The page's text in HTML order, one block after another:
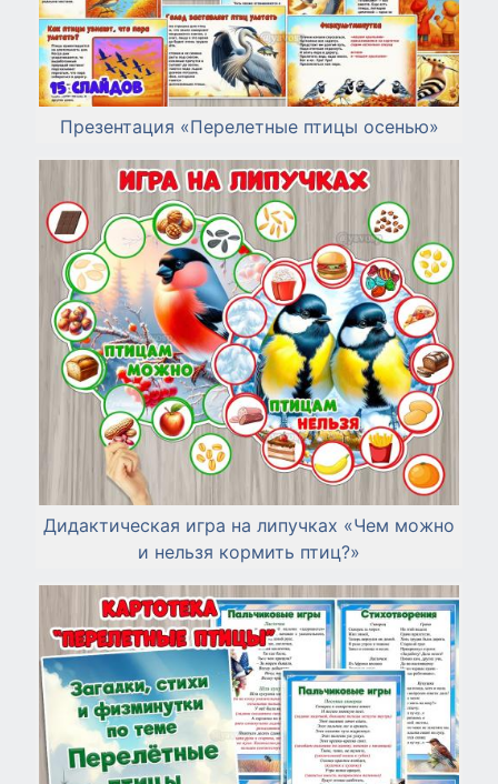
Презентация «Перелетные птицы осенью»
Дидактическая игра на липучках «Чем можно
и нельзя кормить птиц?»